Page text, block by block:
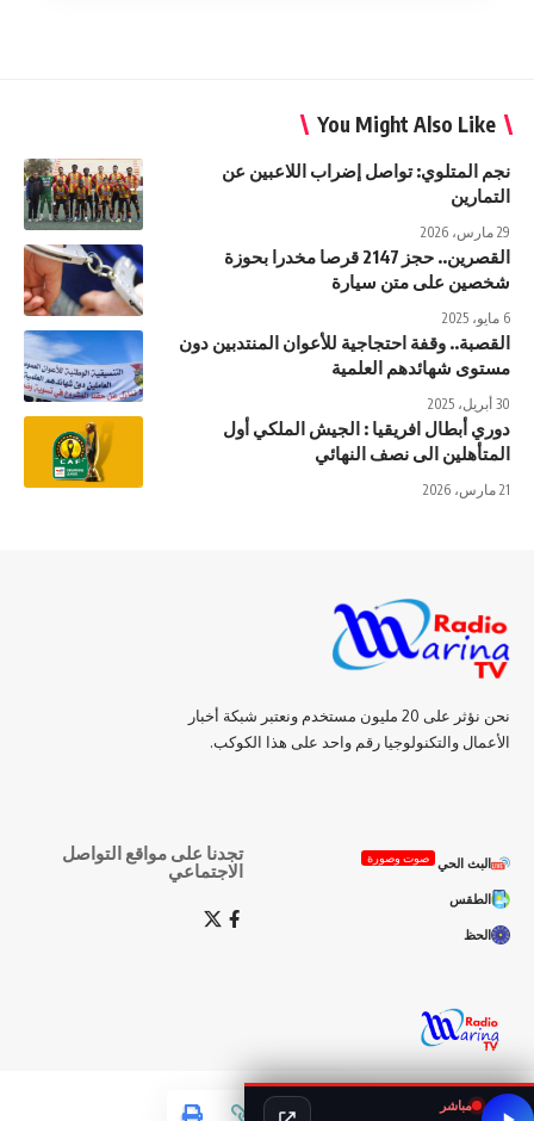
You Might Also Like
نجم المتلوي: تواصل إضراب اللاعبين عن
التمارين
29 مارس، 2026
القصرين.. حجز 2147 قرصا مخدرا بحوزة
شخصين على متن سيارة
6 مايو، 2025
القصبة.. وقفة احتجاجية للأعوان المنتدبين دون
مستوى شهائدهم العلمية
30 أبريل، 2025
دوري أبطال افريقيا : الجيش الملكي أول
المتأهلين الى نصف النهائي
21 مارس، 2026
نحن نؤثر على 20 مليون مستخدم ونعتبر شبكة أخبار
الأعمال والتكنولوجيا رقم واحد على هذا الكوكب.
البث الحي صوت وصورة
الطقس
الحظ
تجدنا على مواقع التواصل
الاجتماعي
مباشر